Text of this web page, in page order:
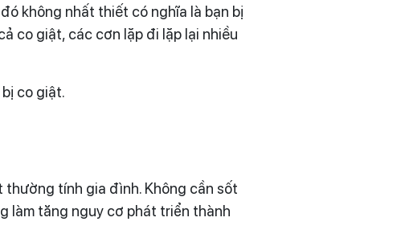
không nhất thiết có nghĩa là bạn bị
co giật, các cơn lặp đi lặp lại nhiều
co giật.
tính gia đình. Không cần sốt
làm tăng nguy cơ phát triển thành